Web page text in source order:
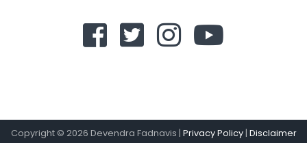
Copyright © 2026 Devendra Fadnavis | Privacy Policy| Disclaimer